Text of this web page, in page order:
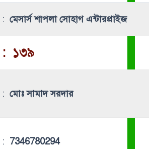
: মেসার্স শাপলা সোহাগ এন্টারপ্রাইজ
: ১৩৯
: মোঃ সামাদ সরদার
: 7346780294